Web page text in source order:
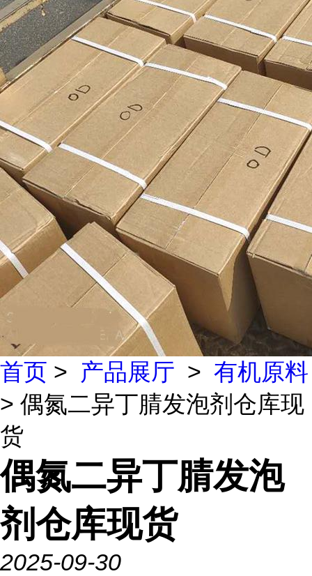
首页 > 产品展厅 > 有机原料
> 偶氮二异丁腈发泡剂仓库现
货
偶氮二异丁腈发泡
剂仓库现货
2025-09-30